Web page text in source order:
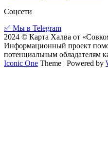
Соцсети
✅ Мы в Telegram
2024 © Карта Халва от
Информационный проект
потенциальным обладателям
Iconic One Theme | Powered by